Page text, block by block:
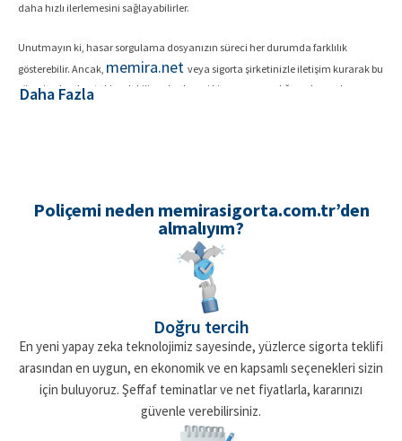
daha hızlı ilerlemesini sağlayabilirler.
Unutmayın ki, hasar sorgulama dosyanızın süreci her durumda farklılık
gösterebilir. Ancak, memira.net veya sigorta şirketinizle iletişim kurarak bu
süreci yakından takip edebilir ve herhangi bir sorun yaşadığınızda yardım
Daha Fazla
Poliçemi neden memirasigorta.com.tr’den
almalıyım?
Doğru tercih
En yeni yapay zeka teknolojimiz sayesinde, yüzlerce sigorta teklifi
arasından en uygun, en ekonomik ve en kapsamlı seçenekleri sizin
için buluyoruz. Şeffaf teminatlar ve net fiyatlarla, kararınızı
güvenle verebilirsiniz.